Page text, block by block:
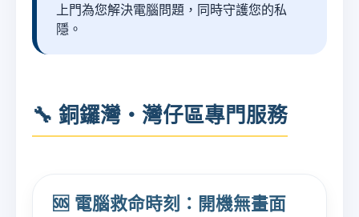
上門為您解決電腦問題，同時守護您的私
隱。
🔧 銅鑼灣・灣仔區專門服務
🆘 電腦救命時刻：開機無畫面